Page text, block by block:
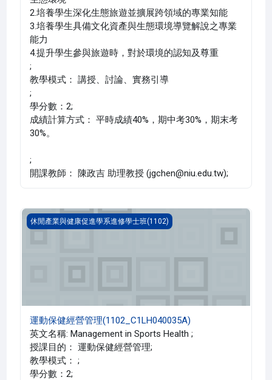
2.培養學生深化生態旅遊並擴展跨領域的專業知能
3.培養學生具備文化資產與生態環境導覽解說之專業
能力
4.提升學生參與旅遊時，對於環境的認知及尊重
;
教學模式： 講授、討論、實務引導
;
學分數：2;
成績計算方式： 平時成績40%，期中考30%，期末考
30%。
;
開課教師： 陳政吉 助理教授 (jgchen@niu.edu.tw);
運動保健經營管理(1102_C1LH040035A)
休閒產業與健康促進學系進修學士班(1102)
運動保健經營管理(1102_C1LH040035A)
英文名稱: Management in Sports Health ;
授課目的： 運動保健經營管理;
教學模式： ;
學分數：2;